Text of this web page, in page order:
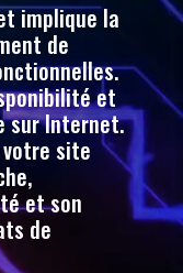
implique la
de
et
sur Internet.
site
et son
de